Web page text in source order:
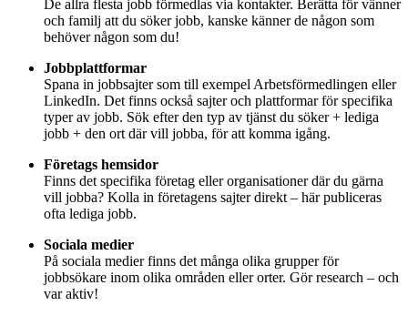
De allra flesta jobb förmedlas via kontakter. Berätta för vänner
och familj att du söker jobb, kanske känner de någon som
behöver någon som du!
Jobbplattformar
Spana in jobbsajter som till exempel Arbetsförmedlingen eller
LinkedIn. Det finns också sajter och plattformar för specifika
typer av jobb. Sök efter den typ av tjänst du söker + lediga
jobb + den ort där vill jobba, för att komma igång.
Företags hemsidor
Finns det specifika företag eller organisationer där du gärna
vill jobba? Kolla in företagens sajter direkt – här publiceras
ofta lediga jobb.
Sociala medier
På sociala medier finns det många olika grupper för
jobbsökare inom olika områden eller orter. Gör research – och
var aktiv!